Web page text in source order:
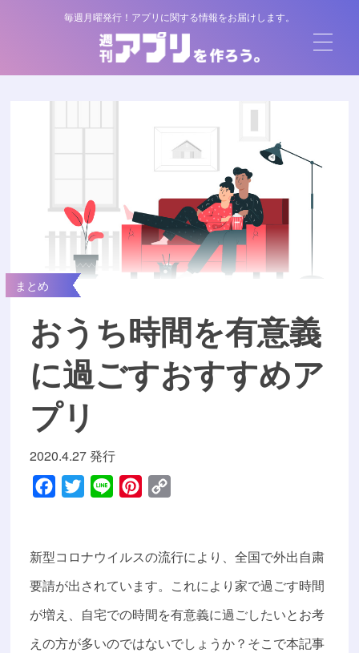
毎週月曜発行！アプリに関する情報をお届けします。
まとめ
おうち時間を有意義
に過ごすおすすめア
プリ
2020.4.27 発行
Facebook
Twitter Line Pinterest
新型コロナウイルスの流行により、全国で外出自粛
要請が出されています。これにより家で過ごす時間
が増え、自宅での時間を有意義に過ごしたいとお考
えの方が多いのではないでしょうか？そこで本記事